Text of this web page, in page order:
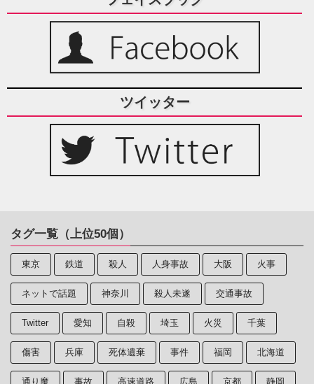
ツイッター
タグ一覧（上位50個）
東京 鉄道 殺人 人身事故 大阪 火事
ネットで話題 神奈川 殺人未遂 交通事故
Twitter 愛知 自殺 埼玉 火災 千葉
傷害 兵庫 死体遺棄 事件 福岡 北海道
通り魔 事故 高速道路 広島 京都 静岡